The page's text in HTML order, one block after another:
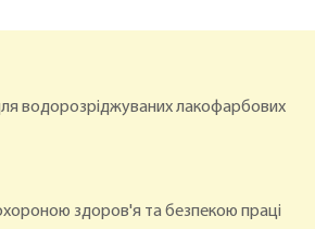
для водорозріджуваних лакофарбових
здоров'я та безпекою праці